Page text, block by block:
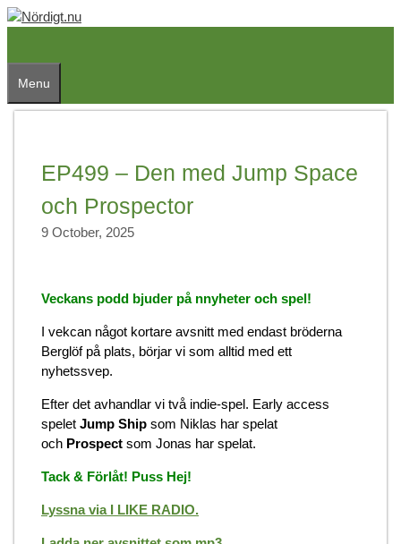
Skip
Menu
EP499 – Den med Jump Space
och Prospector
9 October, 2025
Veckans podd bjuder på nnyheter och spel!
I vekcan något kortare avsnitt med endast bröderna
Berglöf på plats, börjar vi som alltid med ett
nyhetssvep.
Efter det avhandlar vi två indie-spel. Early access
spelet Jump Ship som Niklas har spelat
och Prospect som Jonas har spelat.
Tack & Förlåt! Puss Hej!
Lyssna via I LIKE RADIO.